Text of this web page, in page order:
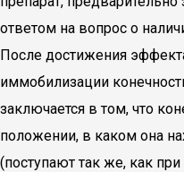
ответом на вопрос о
После достижения
иммобилизации
заключается в том, что
положении, в каком она
(поступают так же, как